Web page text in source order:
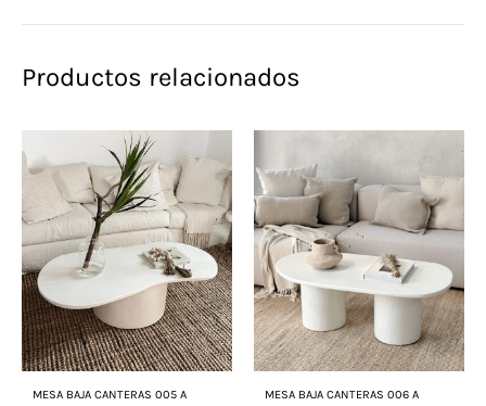
Productos relacionados
MESA BAJA CANTERAS 005 A
MESA BAJA CANTERAS 006 A